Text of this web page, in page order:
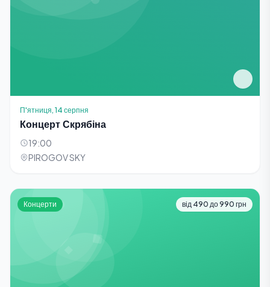
П'ятниця, 14 серпня
Концерт Скрябіна
19:00
PIROGOV SKY
Концерти від 490 до 990 грн